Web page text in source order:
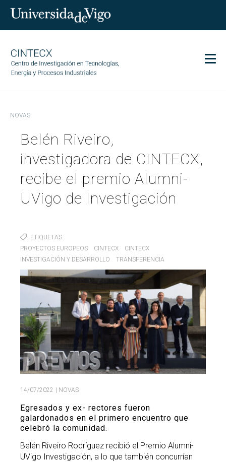
Investigación
Transferencia
Ciencia e sociedade
Igualdade
ES EN Search
Buscar
por:
BUSCAR
TwitterInstagramYoutube
NOVAS
Belén Riveiro,
investigadora de CINTECX,
recibe el premio Alumni-
UVigo de Investigación
ETIQUETAS
PROYECTOS EUROPEOS
CINTECX
CINTECX
INVESTIGACIÓN Y DESARROLLO
TRANSFERENCIA
14/07/2022 | NOVAS
Egresados y ex- rectores fueron
galardonados en el primero encuentro que
celebró la comunidad.
Belén Riveiro Rodríguez recibió el Premio Alumni-
UVigo Investigación, a lo que también concurrían